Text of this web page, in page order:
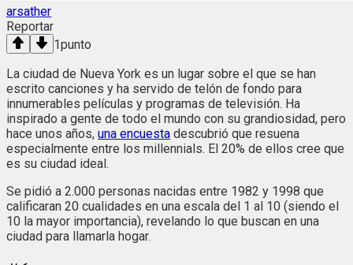
arsather
Reportar
1punto
La ciudad de Nueva York es un lugar sobre el que se han
escrito canciones y ha servido de telón de fondo para
innumerables películas y programas de televisión. Ha
inspirado a gente de todo el mundo con su grandiosidad, pero
hace unos años, una encuesta descubrió que resuena
especialmente entre los millennials. El 20% de ellos cree que
es su ciudad ideal.
Se pidió a 2.000 personas nacidas entre 1982 y 1998 que
calificaran 20 cualidades en una escala del 1 al 10 (siendo el
10 la mayor importancia), revelando lo que buscan en una
ciudad para llamarla hogar.